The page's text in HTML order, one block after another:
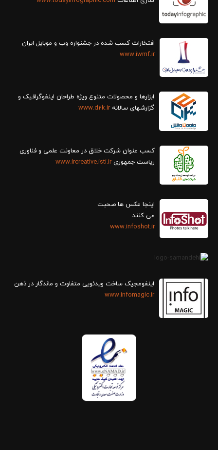
افتخارات کسب شده در جشنواره وب و موبایل ایران
www.iwmf.ir
ابزارها و محصولات متنوع ویژه طراحان اینفوگرافیک و
گزارش‎های سالانه
www.d2k.ir
کسب عنوان شرکت خلاق در معاونت علمی و فناوری
ریاست جمهوریwww.ircreative.isti.ir
اینجا عکس ها صحبت
می کنند
www.infoshot.ir
اینفومجیک ساخت ویدئویی متفاوت و ماندگار در ذهن
www.infomagic.ir